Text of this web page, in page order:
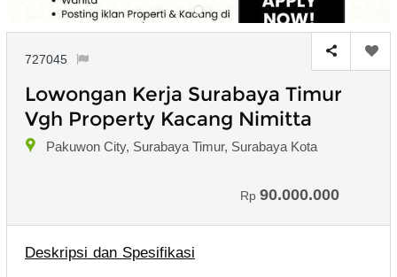
727045
Lowongan Kerja Surabaya Timur
Vgh Property Kacang Nimitta
Pakuwon City, Surabaya Timur, Surabaya Kota
Rp 90.000.000
Deskripsi dan Spesifikasi